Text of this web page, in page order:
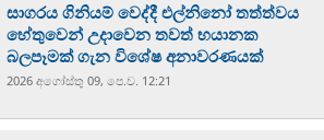
සාගරය ගිනියම් වෙද්දී එල්නිනෝ තත්ත්වය
හේතුවෙන් උදාවෙන තවත් භයානක
බලපෑමක් ගැන විශේෂ අනාවරණයක්
2026 අගෝස්‍තු 09, පෙ.ව. 12:21